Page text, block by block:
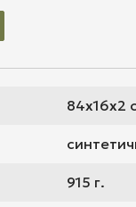
84х16х2
915 г.